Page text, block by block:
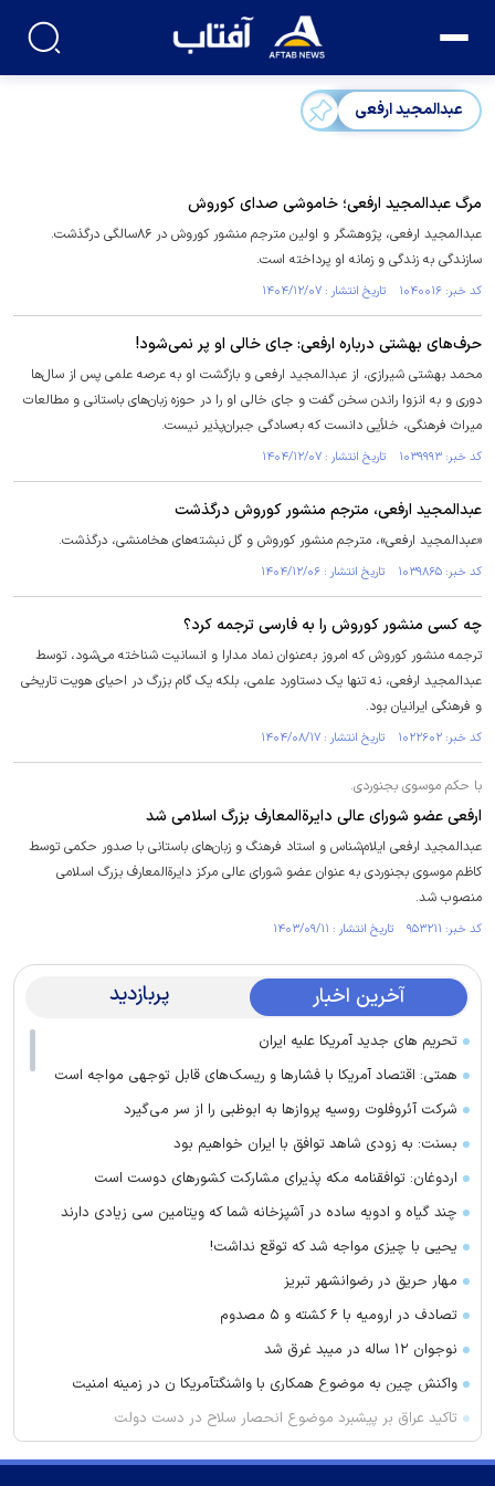
عبدالمجید ارفعی
مرگ عبدالمجید ارفعی؛ خاموشی صدای کوروش
عبدالمجید ارفعی، پژوهشگر و اولین مترجم منشور کوروش در ۸۶سالگی درگذشت.
سازندگی به زندگی و زمانه او پرداخته است.
کد خبر: ۱۰۴۰۰۱۶ تاریخ انتشار : ۱۴۰۴/۱۲/۰۷
حرف‌های بهشتی درباره ارفعی: جای خالی او پر نمی‌شود!
محمد بهشتی شیرازی، از عبدالمجید ارفعی و بازگشت او به عرصه علمی پس از سال‌ها
دوری و به انزوا راندن سخن گفت و جای خالی او را در حوزه زبان‌های باستانی و مطالعات
میراث فرهنگی، خلأیی دانست که به‌سادگی جبران‌پذیر نیست.
کد خبر: ۱۰۳۹۹۹۳ تاریخ انتشار : ۱۴۰۴/۱۲/۰۷
عبدالمجید ارفعی، مترجم منشور کوروش درگذشت
«عبدالمجید ارفعی»، مترجم منشور کوروش و گل نبشته‌های هخامنشی، درگذشت.
کد خبر: ۱۰۳۹۸۶۵ تاریخ انتشار : ۱۴۰۴/۱۲/۰۶
چه کسی منشور کوروش را به فارسی ترجمه کرد؟
ترجمه منشور کوروش که امروز به‌عنوان نماد مدارا و انسانیت شناخته می‌شود، توسط
عبدالمجید ارفعی، نه تنها یک دستاورد علمی، بلکه یک گام بزرگ در احیای هویت تاریخی
و فرهنگی ایرانیان بود.
کد خبر: ۱۰۲۲۶۰۲ تاریخ انتشار : ۱۴۰۴/۰۸/۱۷
با حکم موسوی بجنوردی.
ارفعی عضو شورای عالی دایرة‌المعارف بزرگ اسلامی شد
عبدالمجید ارفعی ایلام‌شناس و استاد فرهنگ و زبان‌های باستانی با صدور حکمی توسط
کاظم موسوی بجنوردی به عنوان عضو شورای عالی مرکز دایرة‌المعارف بزرگ اسلامی
منصوب شد.
کد خبر: ۹۵۳۲۱۱ تاریخ انتشار : ۱۴۰۳/۰۹/۱۱
آخرین اخبار پربازدید
تحریم های جدید آمریکا علیه ایران
همتی: اقتصاد آمریکا با فشارها و ریسک‌های قابل توجهی مواجه است
شرکت آئروفلوت روسیه پرواز‌ها به ابوظبی را از سر می‌گیرد
بسنت: به زودی شاهد توافق با ایران خواهیم بود
اردوغان: توافقنامه مکه پذیرای مشارکت کشور‌های دوست است
چند گیاه و ادویه ساده در آشپزخانه شما که ویتامین سی زیادی دارند
یحیی با چیزی مواجه شد که توقع نداشت!
مهار حریق در رضوانشهر تبریز
تصادف در ارومیه با ۶ کشته و ۵ مصدوم
نوجوان ۱۲ ساله در میبد غرق شد
واکنش چین به موضوع همکاری با واشنگتآمریکا ن در زمینه امنیت
تاکید عراق بر پیشبرد موضوع انحصار سلاح در دست دولت